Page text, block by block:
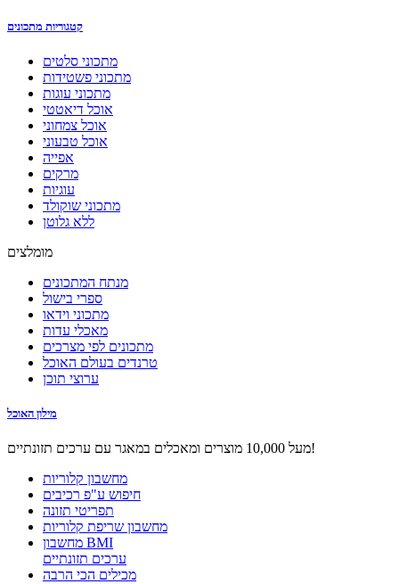
קטגוריות מתכונים
מתכוני סלטים
מתכוני פשטידות
מתכוני עוגות
אוכל דיאטטי
אוכל צמחוני
אוכל טבעוני
אפייה
מרקים
עוגיות
מתכוני שוקולד
ללא גלוטן
מומלצים
מנתח המתכונים
ספרי בישול
מתכוני וידאו
מאכלי עדות
מתכונים לפי מצרכים
טרנדים בעולם האוכל
ערוצי תוכן
מילון האוכל
מעל 10,000 מוצרים ומאכלים במאגר עם ערכים תזונתיים!
מחשבון קלוריות
חיפוש ע"פ רכיבים
תפריטי תזונה
מחשבון שריפת קלוריות
מחשבון BMI
ערכים תזונתיים
מכילים הכי הרבה